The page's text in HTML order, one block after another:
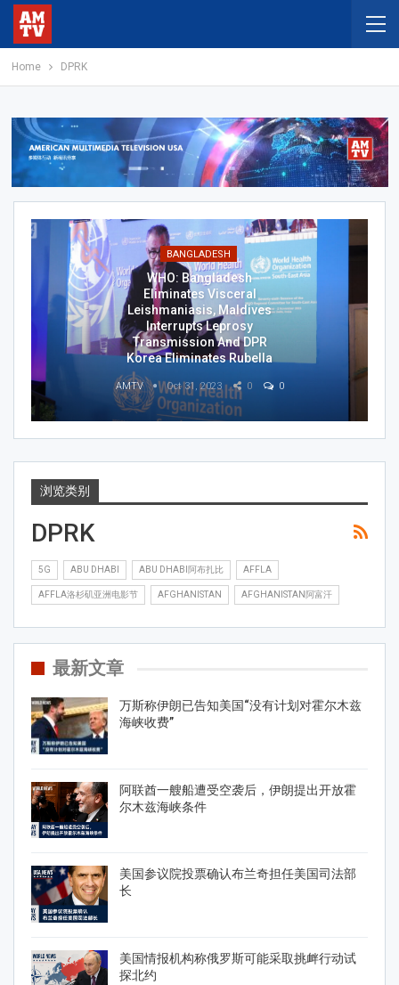
Home DPRK
BANGLADESH
WHO: Bangladesh
Eliminates Visceral
Leishmaniasis, Maldives
Interrupts Leprosy
Transmission And DPR
Korea Eliminates Rubella
AMTV Oct 31, 2023 0 0
浏览类别
DPRK
5G ABU DHABI ABU DHABI阿布扎比 AFFLA
AFFLA洛杉矶亚洲电影节 AFGHANISTAN AFGHANISTAN阿富汗
最新文章
万斯称伊朗已告知美国“没有计划对霍尔木兹
海峡收费”
阿联酋一艘船遭受空袭后，伊朗提出开放霍
尔木兹海峡条件
美国参议院投票确认布兰奇担任美国司法部
长
美国情报机构称俄罗斯可能采取挑衅行动试
探北约